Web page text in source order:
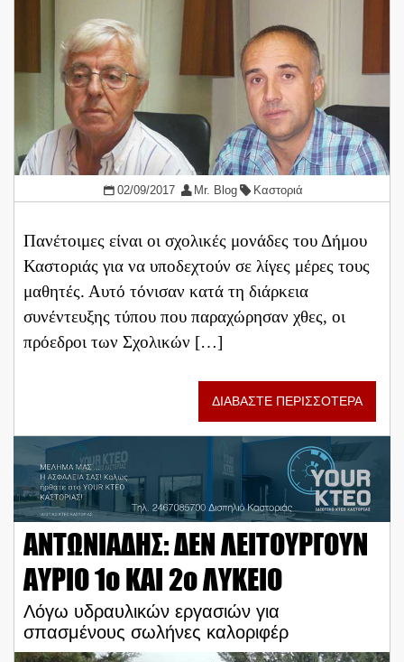
02/09/2017 Mr. Blog Καστοριά
Πανέτοιμες είναι οι σχολικές μονάδες του Δήμου
Καστοριάς για να υποδεχτούν σε λίγες μέρες τους
μαθητές. Αυτό τόνισαν κατά τη διάρκεια
συνέντευξης τύπου που παραχώρησαν χθες, οι
πρόεδροι των Σχολικών […]
ΔΙΑΒΑΣΤΕ ΠΕΡΙΣΣΟΤΕΡΑ
ΑΝΤΩΝΙΑΔΗΣ: ΔΕΝ ΛΕΙΤΟΥΡΓΟΥΝ
ΑΥΡΙΟ 1ο ΚΑΙ 2ο ΛΥΚΕΙΟ
Λόγω υδραυλικών εργασιών για
σπασμένους σωλήνες καλοριφέρ